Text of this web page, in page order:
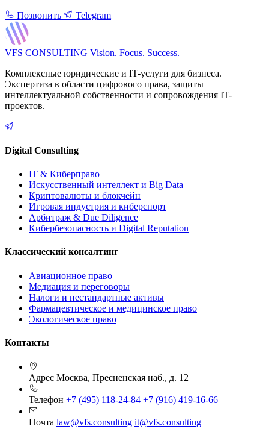
Позвонить Telegram
VFS CONSULTING Vision. Focus. Success.
Комплексные юридические и IT-услуги для бизнеса.
Экспертиза в области цифрового права, защиты
интеллектуальной собственности и сопровождения IT-
проектов.
Digital Consulting
IT & Киберправо
Искусственный интеллект и Big Data
Криптовалюты и блокчейн
Игровая индустрия и киберспорт
Арбитраж & Due Diligence
Кибербезопасность и Digital Reputation
Классический консалтинг
Авиационное право
Медиация и переговоры
Налоги и нестандартные активы
Фармацевтическое и медицинское право
Экологическое право
Контакты
Адрес Москва, Пресненская наб., д. 12
Телефон +7 (495) 118-24-84 +7 (916) 419-16-66
Почта law@vfs.consulting it@vfs.consulting